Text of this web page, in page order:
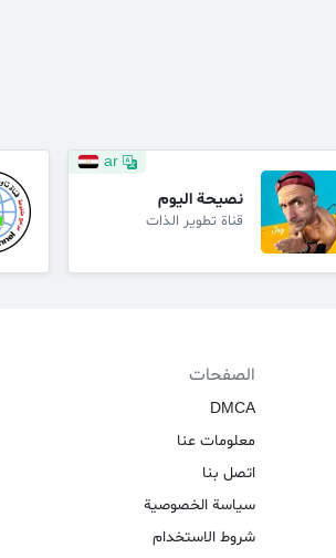
نصيحة اليوم
قناة تطوير الذات
الصفحات
DMCA
معلومات عنا
اتصل بنا
سياسة الخصوصية
شروط الاستخدام